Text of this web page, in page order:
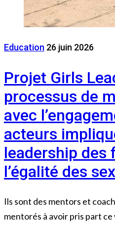
Education 26 juin 2026
Projet Girls
processus de
avec
acteurs
leadership des
l’égalité des
Ils sont des mentors et
mentorés à avoir pris part